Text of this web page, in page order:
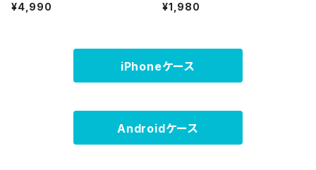
¥4,990 ¥1,980
iPhoneケース
Androidケース